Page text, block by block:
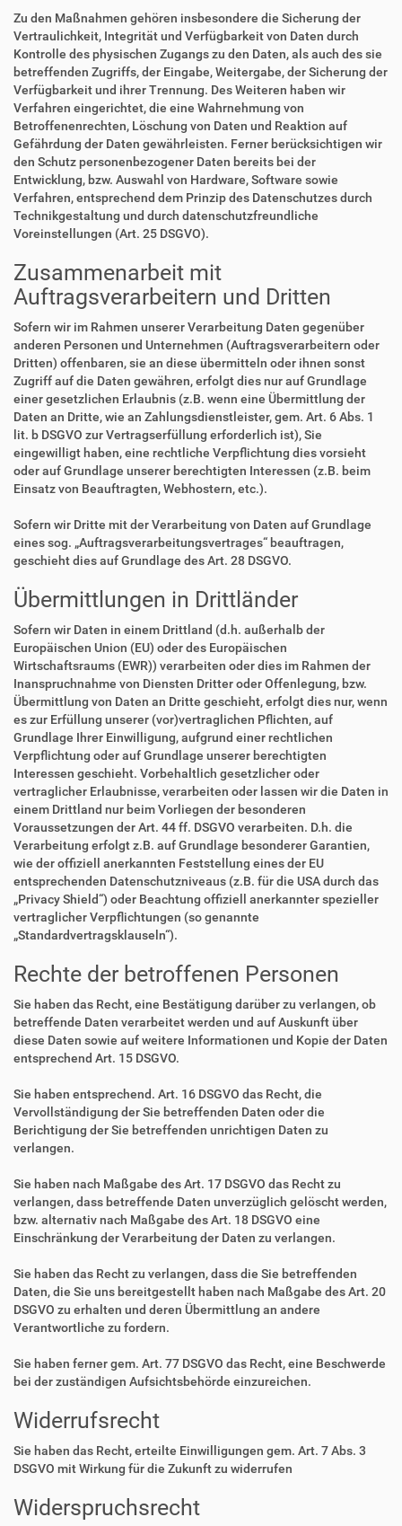
Zu den Maßnahmen gehören insbesondere die Sicherung der
Vertraulichkeit, Integrität und Verfügbarkeit von Daten durch
Kontrolle des physischen Zugangs zu den Daten, als auch des sie
betreffenden Zugriffs, der Eingabe, Weitergabe, der Sicherung der
Verfügbarkeit und ihrer Trennung. Des Weiteren haben wir
Verfahren eingerichtet, die eine Wahrnehmung von
Betroffenenrechten, Löschung von Daten und Reaktion auf
Gefährdung der Daten gewährleisten. Ferner berücksichtigen wir
den Schutz personenbezogener Daten bereits bei der
Entwicklung, bzw. Auswahl von Hardware, Software sowie
Verfahren, entsprechend dem Prinzip des Datenschutzes durch
Technikgestaltung und durch datenschutzfreundliche
Voreinstellungen (Art. 25 DSGVO).
Zusammenarbeit mit
Auftragsverarbeitern und Dritten
Sofern wir im Rahmen unserer Verarbeitung Daten gegenüber
anderen Personen und Unternehmen (Auftragsverarbeitern oder
Dritten) offenbaren, sie an diese übermitteln oder ihnen sonst
Zugriff auf die Daten gewähren, erfolgt dies nur auf Grundlage
einer gesetzlichen Erlaubnis (z.B. wenn eine Übermittlung der
Daten an Dritte, wie an Zahlungsdienstleister, gem. Art. 6 Abs. 1
lit. b DSGVO zur Vertragserfüllung erforderlich ist), Sie
eingewilligt haben, eine rechtliche Verpflichtung dies vorsieht
oder auf Grundlage unserer berechtigten Interessen (z.B. beim
Einsatz von Beauftragten, Webhostern, etc.).
Sofern wir Dritte mit der Verarbeitung von Daten auf Grundlage
eines sog. „Auftragsverarbeitungsvertrages“ beauftragen,
geschieht dies auf Grundlage des Art. 28 DSGVO.
Übermittlungen in Drittländer
Sofern wir Daten in einem Drittland (d.h. außerhalb der
Europäischen Union (EU) oder des Europäischen
Wirtschaftsraums (EWR)) verarbeiten oder dies im Rahmen der
Inanspruchnahme von Diensten Dritter oder Offenlegung, bzw.
Übermittlung von Daten an Dritte geschieht, erfolgt dies nur, wenn
es zur Erfüllung unserer (vor)vertraglichen Pflichten, auf
Grundlage Ihrer Einwilligung, aufgrund einer rechtlichen
Verpflichtung oder auf Grundlage unserer berechtigten
Interessen geschieht. Vorbehaltlich gesetzlicher oder
vertraglicher Erlaubnisse, verarbeiten oder lassen wir die Daten in
einem Drittland nur beim Vorliegen der besonderen
Voraussetzungen der Art. 44 ff. DSGVO verarbeiten. D.h. die
Verarbeitung erfolgt z.B. auf Grundlage besonderer Garantien,
wie der offiziell anerkannten Feststellung eines der EU
entsprechenden Datenschutzniveaus (z.B. für die USA durch das
„Privacy Shield“) oder Beachtung offiziell anerkannter spezieller
vertraglicher Verpflichtungen (so genannte
„Standardvertragsklauseln“).
Rechte der betroffenen Personen
Sie haben das Recht, eine Bestätigung darüber zu verlangen, ob
betreffende Daten verarbeitet werden und auf Auskunft über
diese Daten sowie auf weitere Informationen und Kopie der Daten
entsprechend Art. 15 DSGVO.
Sie haben entsprechend. Art. 16 DSGVO das Recht, die
Vervollständigung der Sie betreffenden Daten oder die
Berichtigung der Sie betreffenden unrichtigen Daten zu
verlangen.
Sie haben nach Maßgabe des Art. 17 DSGVO das Recht zu
verlangen, dass betreffende Daten unverzüglich gelöscht werden,
bzw. alternativ nach Maßgabe des Art. 18 DSGVO eine
Einschränkung der Verarbeitung der Daten zu verlangen.
Sie haben das Recht zu verlangen, dass die Sie betreffenden
Daten, die Sie uns bereitgestellt haben nach Maßgabe des Art. 20
DSGVO zu erhalten und deren Übermittlung an andere
Verantwortliche zu fordern.
Sie haben ferner gem. Art. 77 DSGVO das Recht, eine Beschwerde
bei der zuständigen Aufsichtsbehörde einzureichen.
Widerrufsrecht
Sie haben das Recht, erteilte Einwilligungen gem. Art. 7 Abs. 3
DSGVO mit Wirkung für die Zukunft zu widerrufen
Widerspruchsrecht